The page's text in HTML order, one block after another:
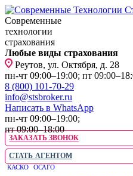
Современные
технологии
страхования
Любые виды страхования
Реутов, ул. Октября, д. 28
пн-чт 09:00–19:00; пт
8 (800) 101-70-29
info@stsbroker.ru
Написать в WhatsApp
пн-чт 09:00–19:00;
пт 09:00–18:00
ЗАКАЗАТЬ ЗВОНОК
СТАТЬ АГЕНТОМ
КАСКО ОСАГО